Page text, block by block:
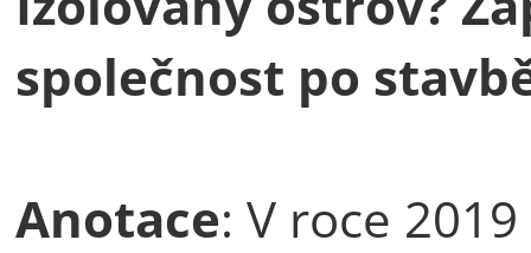
společnost po
Anotace: V roce